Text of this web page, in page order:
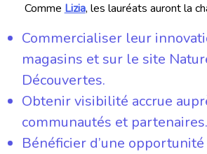
Comme Lizia, les lauréats auront la
Commercialiser leur
magasins et sur le site
Découvertes.
Obtenir visibilité accrue
communautés et partenaires.
Bénéficier d’une